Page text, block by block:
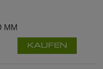
MM
KAUFEN